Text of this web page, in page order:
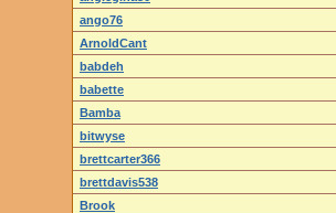
ango76
ArnoldCant
babdeh
babette
Bamba
bitwyse
brettcarter366
brettdavis538
Brook